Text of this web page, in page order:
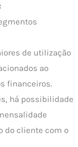
de utilização
ao
financeiros.
há possibilidade
do cliente com o